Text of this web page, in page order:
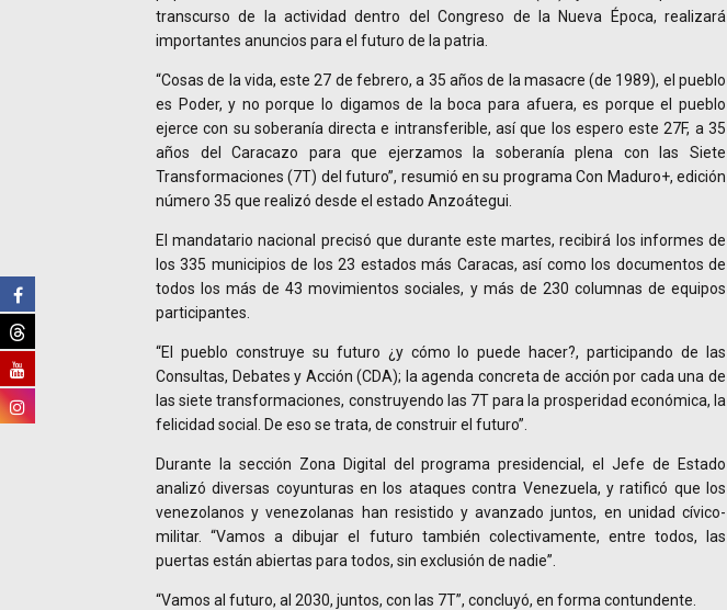
transcurso de la actividad dentro del Congreso de la Nueva Época, realizará
importantes anuncios para el futuro de la patria.
“Cosas de la vida, este 27 de febrero, a 35 años de la masacre (de 1989), el pueblo
es Poder, y no porque lo digamos de la boca para afuera, es porque el pueblo
ejerce con su soberanía directa e intransferible, así que los espero este 27F, a 35
años del Caracazo para que ejerzamos la soberanía plena con las Siete
Transformaciones (7T) del futuro”, resumió en su programa Con Maduro+, edición
número 35 que realizó desde el estado Anzoátegui.
El mandatario nacional precisó que durante este martes, recibirá los informes de
los 335 municipios de los 23 estados más Caracas, así como los documentos de
todos los más de 43 movimientos sociales, y más de 230 columnas de equipos
participantes.
“El pueblo construye su futuro ¿y cómo lo puede hacer?, participando de las
Consultas, Debates y Acción (CDA); la agenda concreta de acción por cada una de
las siete transformaciones, construyendo las 7T para la prosperidad económica, la
felicidad social. De eso se trata, de construir el futuro”.
Durante la sección Zona Digital del programa presidencial, el Jefe de Estado
analizó diversas coyunturas en los ataques contra Venezuela, y ratificó que los
venezolanos y venezolanas han resistido y avanzado juntos, en unidad cívico-
militar. “Vamos a dibujar el futuro también colectivamente, entre todos, las
puertas están abiertas para todos, sin exclusión de nadie”.
“Vamos al futuro, al 2030, juntos, con las 7T”, concluyó, en forma contundente.